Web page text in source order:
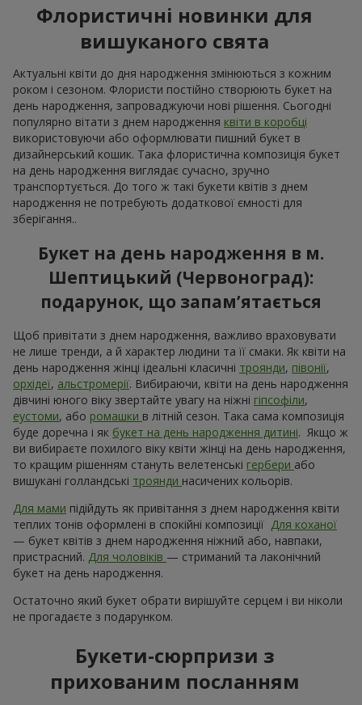
Флористичні новинки для
вишуканого свята
Актуальні квіти до дня народження змінюються з кожним
роком і сезоном. Флористи постійно створюють букет на
день народження, запроваджуючи нові рішення. Сьогодні
популярно вітати з днем народження квіти в коробці
використовуючи або оформлювати пишний букет в
дизайнерський кошик. Така флористична композиція букет
на день народження виглядає сучасно, зручно
транспортується. До того ж такі букети квітів з днем
народження не потребують додаткової ємності для
зберігання..
Букет на день народження в м.
Шептицький (Червоноград):
подарунок, що запам’ятається
Щоб привітати з днем народження, важливо враховувати
не лише тренди, а й характер людини та її смаки. Як квіти на
день народження жінці ідеальні класичні троянди, півонії,
орхідеї, альстромерії. Вибираючи, квіти на день народження
дівчині юного віку звертайте увагу на ніжні гіпсофіли,
еустоми, або ромашки в літній сезон. Така сама композиція
буде доречна і як букет на день народження дитині. Якщо ж
ви вибираєте похилого віку квіти жінці на день народження,
то кращим рішенням стануть велетенські гербери або
вишукані голландські троянди насичених кольорів.
Для мами підійдуть як привітання з днем ​​народження квіти
теплих тонів оформлені в спокійні композиції Для коханої
— букет квітів з днем ​​народження ніжний або, навпаки,
пристрасний. Для чоловіків — стриманий та лаконічний
букет на день народження.
Остаточно який букет обрати вирішуйте серцем і ви ніколи
не прогадаєте з подарунком.
Букети-сюрпризи з
прихованим посланням